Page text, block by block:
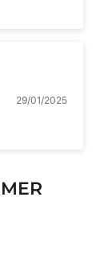
29/01/2025